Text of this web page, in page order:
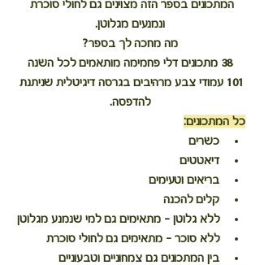
המתכונים בספר הזה מצוינים גם לחולי סוכרת
ונמנעים מגלוטן.
מה מחכה לך בספר?
38 מתכונים דלי פחמימה מותאמים לכל השנה
101 עמודי צבע מרהיבים בגרסה דיגיטלית שניתנת
להדפסה.
כל המתכונים:
כשרים
דיאטטים
בריאים וטעימים
קלים להכנה
ללא גלוטן - מתאימים גם למי שנמנע מגלוטן
ללא סוכר - מתאימים גם לחולי סוכרת
בין המתכונים גם צמחוניים וטבעוניים